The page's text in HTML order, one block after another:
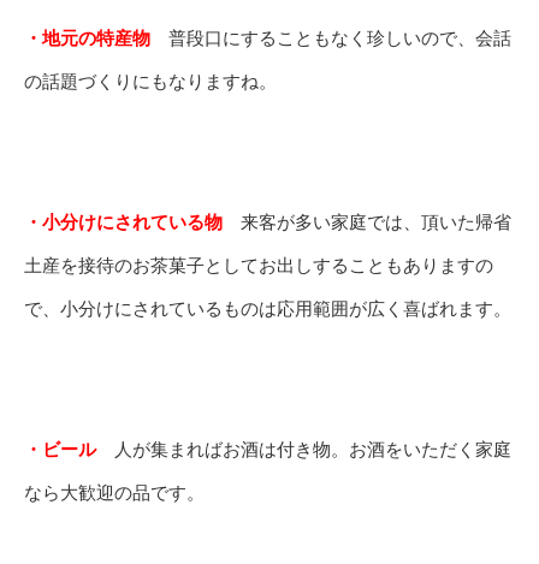
・地元の特産物 普段口にすることもなく珍しいので、会話
の話題づくりにもなりますね。
・小分けにされている物 来客が多い家庭では、頂いた帰省
土産を接待のお茶菓子としてお出しすることもありますの
で、小分けにされているものは応用範囲が広く喜ばれます。
・ビール人が集まればお酒は付き物。お酒をいただく家庭
なら大歓迎の品です。